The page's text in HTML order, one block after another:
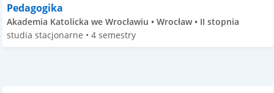
Pedagogika
Akademia Katolicka we Wrocławiu • Wrocław • II stopnia
studia stacjonarne • 4 semestry